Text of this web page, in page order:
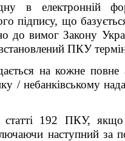
в електронній
підпису, що
до вимог Закону
ПКУ
на кожне
/ небанківському
192 ПКУ, якщо
наступний за